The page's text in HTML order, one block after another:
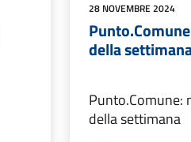
28 NOVEMBRE 2024
della
Punto.Comune:
della settimana